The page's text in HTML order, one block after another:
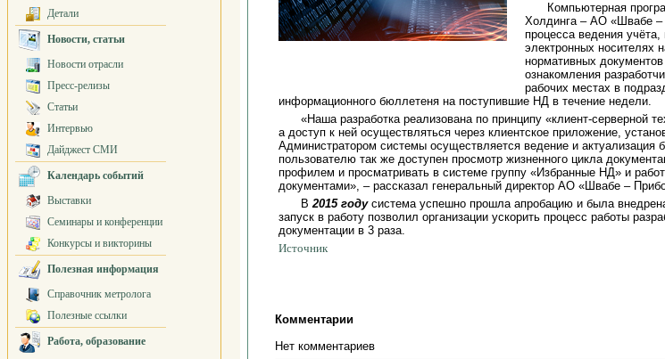
Детали
Новости, статьи
Новости отрасли
Пресс-релизы
Статьи
Интервью
Дайджест СМИ
Календарь событий
Выставки
Семинары и конференции
Конкурсы и викторины
Полезная информация
Справочник метролога
Полезные ссылки
Работа, образование
Компьютерная
Холдинга – АО «Швабе –
процесса ведения
электронных носителях
нормативных
ознакомления
рабочих местах в
информационного бюллетеня на поступившие НД в течение недели.
«Наша разработка реализована по принципу «клиент-серверной
а доступ к ней осуществляться через клиентское приложение,
Администратором системы осуществляется ведение и актуализация
пользователю так же доступен просмотр жизненного цикла
профилем и просматривать в системе группу «Избранные НД» и
документами», – рассказал генеральный директор АО «Швабе –
В2015 году система успешно прошла апробацию и была
запуск в работу позволил организации ускорить процесс работы
документации в 3 раза.
Источник
Комментарии
Нет комментариев